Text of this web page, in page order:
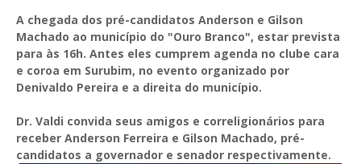
A chegada dos pré-candidatos Anderson e Gilson
Machado ao município do "Ouro Branco", estar prevista
para às 16h. Antes eles cumprem agenda no clube cara
e coroa em Surubim, no evento organizado por
Denivaldo Pereira e a direita do município.
Dr. Valdi convida seus amigos e correligionários para
receber Anderson Ferreira e Gilson Machado, pré-
candidatos a governador e senador respectivamente.